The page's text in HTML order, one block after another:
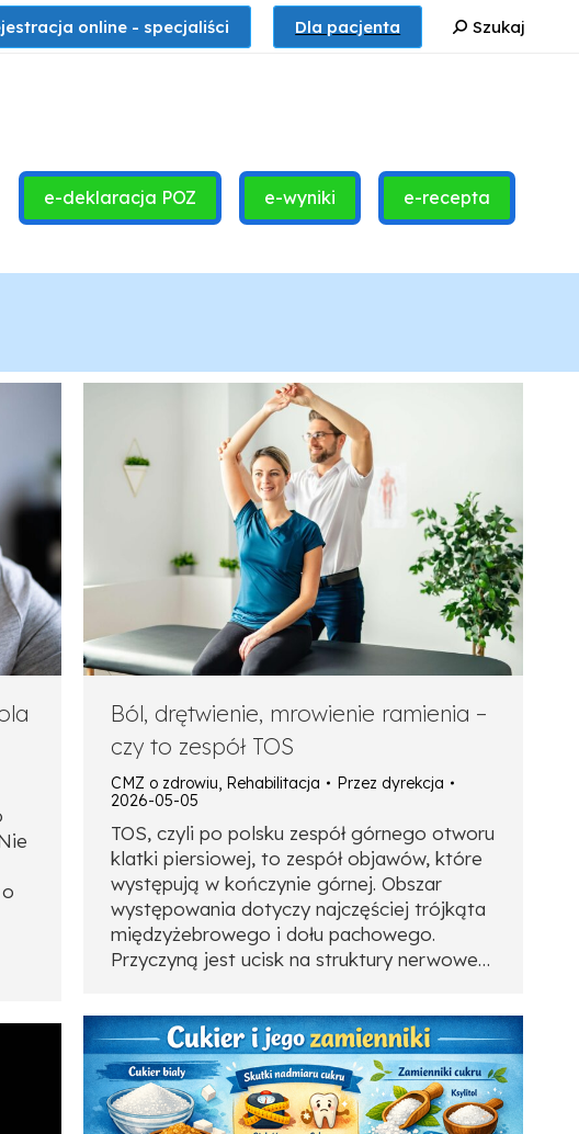
online - specjaliści Dla pacjenta Szukaj:
Szukaj
e-deklaracja POZ e-wyniki e-recepta
Ból, drętwienie, mrowienie ramienia –
czy to zespół TOS
CMZ o zdrowiu, Rehabilitacja Przez dyrekcja
2026-05-05
TOS, czyli po polsku zespół górnego otworu
klatki piersiowej, to zespół objawów, które
występują w kończynie górnej. Obszar
występowania dotyczy najczęściej trójkąta
międzyżebrowego i dołu pachowego.
Przyczyną jest ucisk na struktury nerwowe…